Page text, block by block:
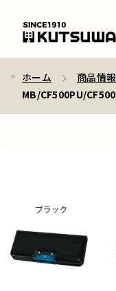
ホーム 商品情報
MB/CF500PU/